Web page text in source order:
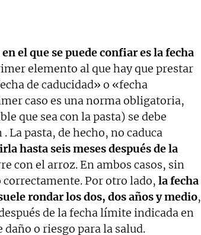
el que se puede confiar es la fecha
elemento al que hay que prestar
de caducidad» o «fecha
caso es una norma obligatoria,
que sea con la pasta) se debe
La pasta, de hecho, no caduca
hasta seis meses después de la
con el arroz. En ambos casos, sin
Por otro lado, la fecha
rondar los dos, dos años y medio,
de la fecha límite indicada en
o riesgo para la salud.